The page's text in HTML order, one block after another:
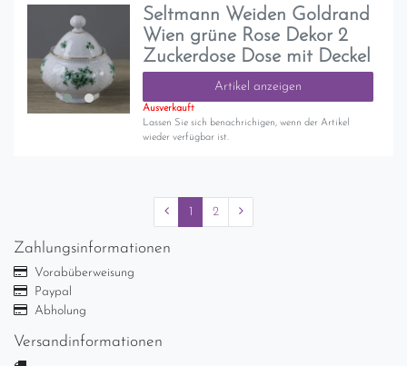
Seltmann Weiden Goldrand
Wien grüne Rose Dekor 2
Zuckerdose Dose mit Deckel
Artikel anzeigen
Ausverkauft
Lassen Sie sich benachrichigen, wenn der Artikel
wieder verfügbar ist.
1 2
Zahlungsinformationen
Vorabüberweisung
Paypal
Abholung
Versandinformationen